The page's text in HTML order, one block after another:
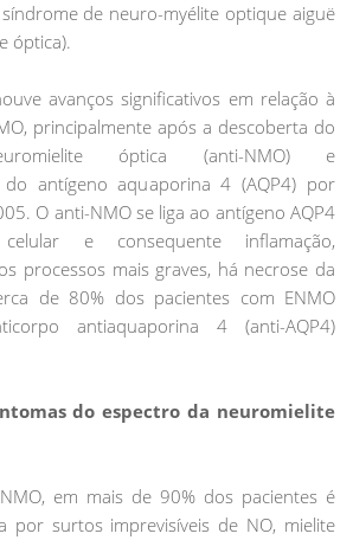
de neuro-myélite optique aiguë
óptica).
avanços significativos em relação à
principalmente após a descoberta do
óptica (anti-NMO) e
do antígeno aquaporina 4 (AQP4) por
O anti-NMO se liga ao antígeno AQP4
e consequente inflamação,
processos mais graves, há necrose da
de 80% dos pacientes com ENMO
antiaquaporina 4 (anti-AQP4)
do espectro da neuromielite
em mais de 90% dos pacientes é
por surtos imprevisíveis de NO, mielite